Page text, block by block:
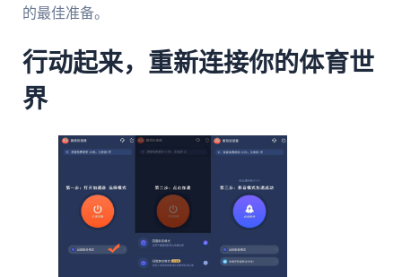
的最佳准备。
行动起来，重新连接你的体育世
界